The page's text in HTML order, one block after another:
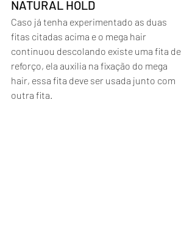
NATURAL HOLD
Caso já tenha experimentado as duas
fitas citadas acima e o mega hair
continuou descolando existe uma fita de
reforço, ela auxilia na fixação do mega
hair, essa fita deve ser usada junto com
outra fita.